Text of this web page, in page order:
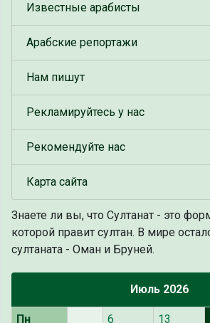
Известные арабисты
Арабские репортажи
Нам пишут
Рекламируйтесь у нас
Рекомендуйте нас
Карта сайта
Знаете ли вы, что Султанат - это
которой правит султан. В мире
султаната - Оман и Бруней.
Июль 2026
Пн 6 13